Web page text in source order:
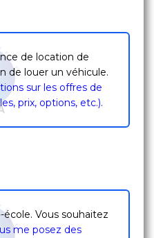
de location de
de louer un véhicule.
sur les offres de
prix, options, etc.).
Vous souhaitez
me posez des